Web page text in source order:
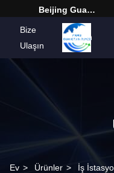
Beijing Guangtian Runze Technology Co., Ltd.
Bize
Ulaşın
Turkish
Ev > Ürünler > İş